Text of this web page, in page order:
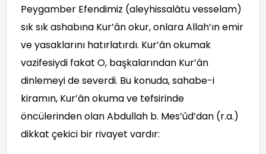
Peygamber Efendimiz (aleyhissalâtu vesselam)
sık sık ashabına Kur’ân okur, onlara Allah’ın emir
ve yasaklarını hatırlatırdı. Kur’ân okumak
vazifesiydi fakat O, başkalarından Kur’ân
dinlemeyi de severdi. Bu konuda, sahabe-i
kiramın, Kur’ân okuma ve tefsirinde
öncülerinden olan Abdullah b. Mes’ûd’dan (r.a.)
dikkat çekici bir rivayet vardır: